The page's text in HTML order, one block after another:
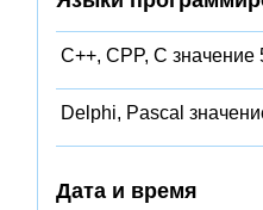
C++, CPP, C значение
Delphi, Pascal
Дата и время